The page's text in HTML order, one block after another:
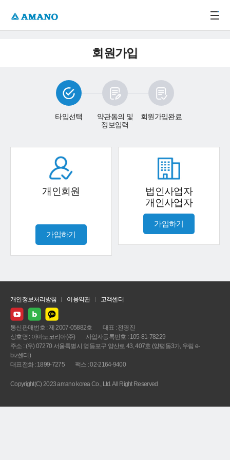
회원가입
타입선택
약관동의 및
정보입력
회원가입완료
개인회원
가입하기
법인사업자
개인사업자
가입하기
개인정보처리방침 이용약관 고객센터
통신판매번호 : 제 2007-05882호
대표 : 전명진
상호명 : 아마노코리아(주)
사업자등록번호 : 105-81-78229
주소 : (우) 07270 서울특별시 영등포구 양산로 43, 407호 (양평동3가, 우림 e-
biz센터)
대표전화 : 1899-7275
팩스 : 02-2164-9400
Copyright(C) 2023 amano korea Co., Ltd. All Right Reserved